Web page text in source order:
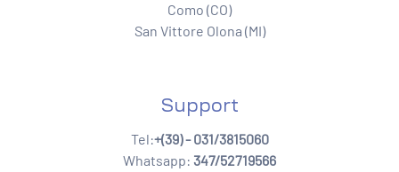
Como (CO)
San Vittore Olona (MI)
Support
Tel:+(39) - 031/3815060
Whatsapp: 347/52719566